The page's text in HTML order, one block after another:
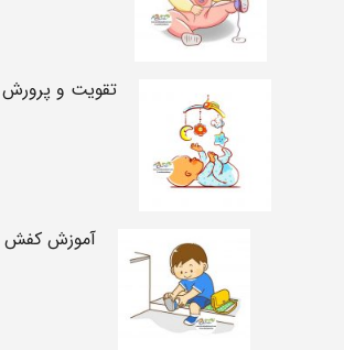
تقویت و پرورش
آموزش کفش